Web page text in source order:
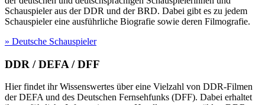
Schauspieler aus der DDR und der BRD. Dabei gibt es zu jedem
Schauspieler eine ausführliche Biografie sowie deren Filmografie.
» Deutsche Schauspieler
DDR / DEFA / DFF
Hier findet ihr Wissenswertes über eine Vielzahl von DDR-Filmen
der DEFA und des Deutschen Fernsehfunks (DFF). Dabei erhaltet